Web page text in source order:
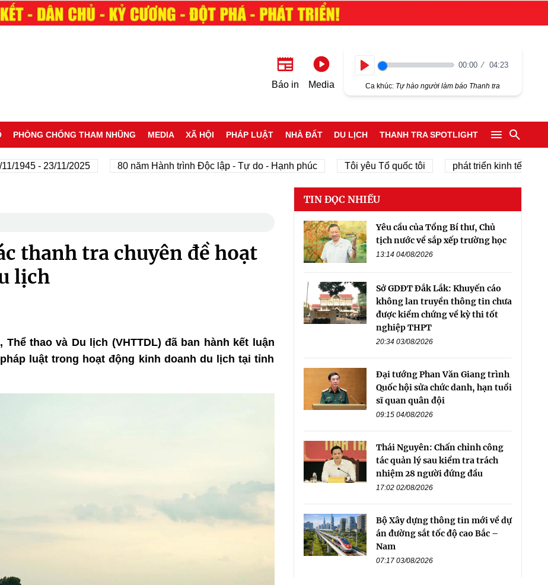
Báo in Media
00:00 04:23
Ca khúc: Tự hào người làm báo Thanh tra
PHÒNG CHỐNG THAM NHŨNG MEDIA XÃ HỘI PHÁP LUẬT NHÀ ĐẤT DU LỊCH THANH TRA SPOTLIGHT
- 23/11/2025 80 năm Hành trình Độc lập - Tự do - Hạnh phúc Tôi yêu Tổ quốc tôi phát triển kinh tế tư nhân
thanh tra chuyên đề hoạt
lịch
Thể thao và Du lịch (VHTTDL) đã ban hành kết luận
luật trong hoạt động kinh doanh du lịch tại tỉnh
TIN ĐỌC NHIỀU
Yêu cầu của Tổng Bí thư, Chủ
tịch nước về sắp xếp trường học
13:14 04/08/2026
Sở GDĐT Đắk Lắk: Khuyến cáo
không lan truyền thông tin chưa
được kiểm chứng về kỳ thi tốt
nghiệp THPT
20:34 03/08/2026
Đại tướng Phan Văn Giang trình
Quốc hội sửa chức danh, hạn tuổi
sĩ quan quân đội
09:15 04/08/2026
Thái Nguyên: Chấn chỉnh công
tác quản lý sau kiểm tra trách
nhiệm 28 người đứng đầu
17:02 02/08/2026
Bộ Xây dựng thông tin mới về dự
án đường sắt tốc độ cao Bắc –
Nam
07:17 03/08/2026